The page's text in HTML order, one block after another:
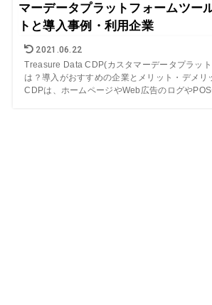
マーデータプラットフォームツー
トと導入事例・利用企業
2021.06.22
Treasure Data CDP(カスタマーデータプラッ
は？導入がおすすめの企業とメリット・デメ
CDPは、ホームページやWeb広告のログやPOS